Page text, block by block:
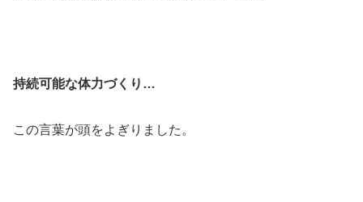
持続可能な体力づくり…
この言葉が頭をよぎりました。